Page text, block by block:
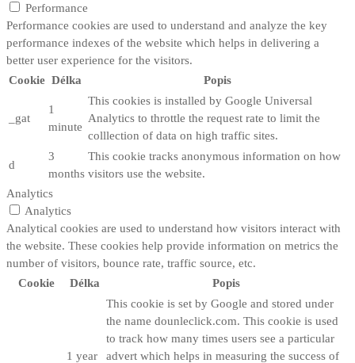
Performance
Performance cookies are used to understand and analyze the key
performance indexes of the website which helps in delivering a
better user experience for the visitors.
Cookie Délka Popis
_gat
1
minute
This cookies is installed by Google Universal
Analytics to throttle the request rate to limit the
colllection of data on high traffic sites.
d
3
months
This cookie tracks anonymous information on how
visitors use the website.
Analytics
Analytics
Analytical cookies are used to understand how visitors interact with
the website. These cookies help provide information on metrics the
number of visitors, bounce rate, traffic source, etc.
Cookie
Délka Popis
1 year
This cookie is set by Google and stored under
the name dounleclick.com. This cookie is used
to track how many times users see a particular
advert which helps in measuring the success of